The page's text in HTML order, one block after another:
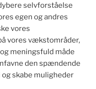
selvforståelse
egen og andres
vores
vores vækstområder,
meningsfuld måde
den spændende
skabe muligheder